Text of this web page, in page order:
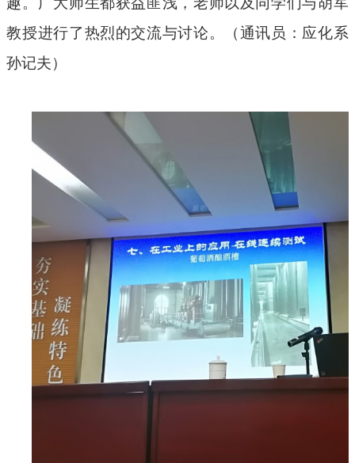
教授进行了热烈的交流与讨论。（通讯员： 应化系
孙记夫）